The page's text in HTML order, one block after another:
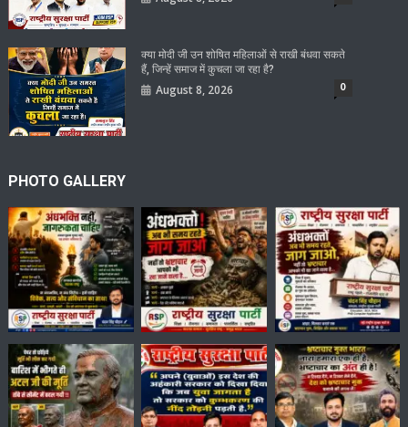
क्या मोदी जी उन शोषित महिलाओं से राखी बंधवा सकते
हैं, जिन्हें समाज में कुचला जा रहा है?
August 8, 2026 0
PHOTO GALLERY